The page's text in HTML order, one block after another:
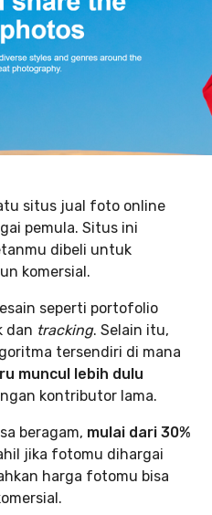
situs jual foto online
pemula. Situs ini
dibeli untuk
komersial.
seperti portofolio
dan tracking. Selain itu,
tersendiri di mana
muncul lebih dulu
kontributor lama.
beragam, mulai dari 30%
jika fotomu dihargai
harga fotomu bisa